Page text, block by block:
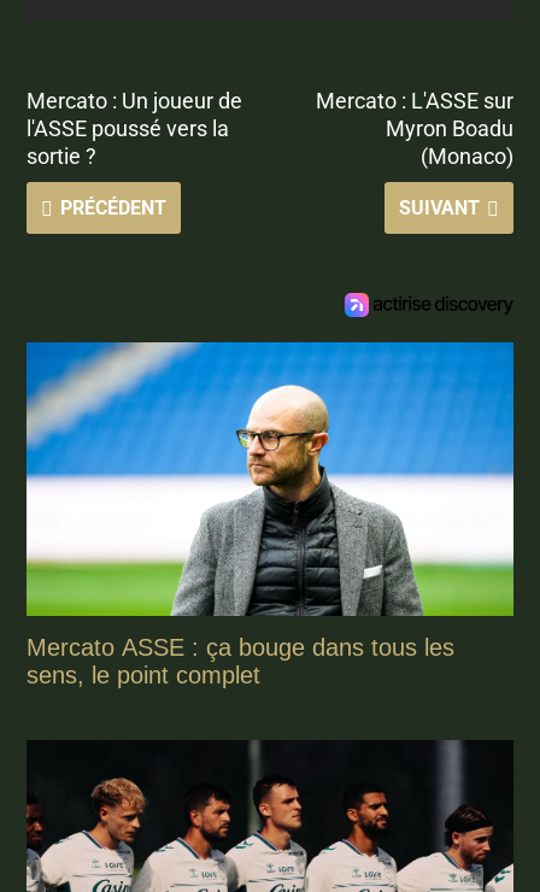
Mercato : Un joueur de
l'ASSE poussé vers la
sortie ?
PRÉCÉDENT
Mercato : L'ASSE sur
Myron Boadu
(Monaco)
SUIVANT
Mercato ASSE : ça bouge dans tous les
sens, le point complet